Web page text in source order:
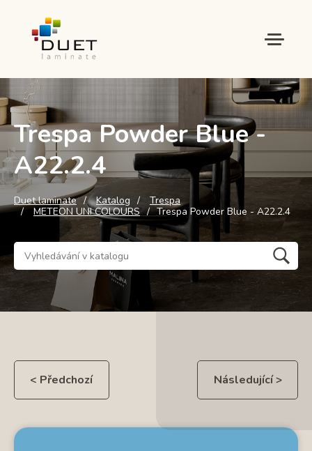
Trespa Powder Blue -
A22.2.4
Duet laminate Katalog
Trespa
METEON UNI COLOURS
Trespa Powder Blue - A22.2.4
< Předchozí Následující >